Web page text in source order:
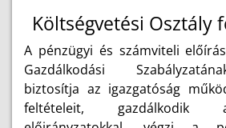
Költségvetési Osztály
A pénzügyi és számviteli
Gazdálkodási
biztosítja az igazgatóság
feltételeit, gazdálkodik